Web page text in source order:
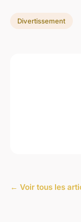
Divertissement
← Voir tous les